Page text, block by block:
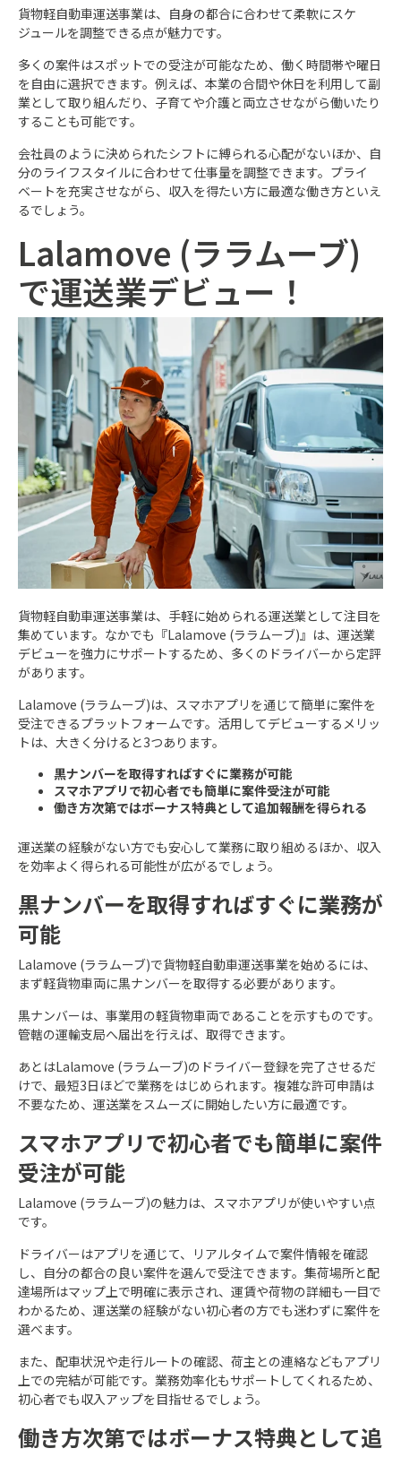
貨物軽自動車運送事業は、自身の都合に合わせて柔軟にスケ
ジュールを調整できる点が魅力です。
多くの案件はスポットでの受注が可能なため、働く時間帯や曜日
を自由に選択できます。例えば、本業の合間や休日を利用して副
業として取り組んだり、子育てや介護と両立させながら働いたり
することも可能です。
会社員のように決められたシフトに縛られる心配がないほか、自
分のライフスタイルに合わせて仕事量を調整できます。プライ
ベートを充実させながら、収入を得たい方に最適な働き方といえ
るでしょう。
Lalamove (ララムーブ)
で運送業デビュー！
貨物軽自動車運送事業は、手軽に始められる運送業として注目を
集めています。なかでも『Lalamove (ララムーブ)』は、運送業
デビューを強力にサポートするため、多くのドライバーから定評
があります。
Lalamove (ララムーブ)は、スマホアプリを通じて簡単に案件を
受注できるプラットフォームです。活用してデビューするメリッ
トは、大きく分けると3つあります。
黒ナンバーを取得すればすぐに業務が可能
スマホアプリで初心者でも簡単に案件受注が可能
働き方次第ではボーナス特典として追加報酬を得られる
運送業の経験がない方でも安心して業務に取り組めるほか、収入
を効率よく得られる可能性が広がるでしょう。
黒ナンバーを取得すればすぐに業務が
可能
Lalamove (ララムーブ)で貨物軽自動車運送事業を始めるには、
まず軽貨物車両に黒ナンバーを取得する必要があります。
黒ナンバーは、事業用の軽貨物車両であることを示すものです。
管轄の運輸支局へ届出を行えば、取得できます。
あとはLalamove (ララムーブ)のドライバー登録を完了させるだ
けで、最短3日ほどで業務をはじめられます。複雑な許可申請は
不要なため、運送業をスムーズに開始したい方に最適です。
スマホアプリで初心者でも簡単に案件
受注が可能
Lalamove (ララムーブ)の魅力は、スマホアプリが使いやすい点
です。
ドライバーはアプリを通じて、リアルタイムで案件情報を確認
し、自分の都合の良い案件を選んで受注できます。集荷場所と配
達場所はマップ上で明確に表示され、運賃や荷物の詳細も一目で
わかるため、運送業の経験がない初心者の方でも迷わずに案件を
選べます。
また、配車状況や走行ルートの確認、荷主との連絡などもアプリ
上での完結が可能です。業務効率化もサポートしてくれるため、
初心者でも収入アップを目指せるでしょう。
働き方次第ではボーナス特典として追